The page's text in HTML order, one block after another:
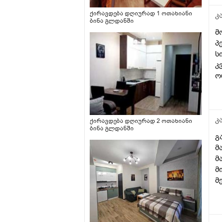
არაფერი აღარ მაწყუებს
მაგრამ თან მეშინია
ყოველი გაციების.ის არის
რომ ამ პულმიკოლტის
ფონზე თსჩ ამერია ამდრნი
ხნის დარეგულირებული.
ქირავდება დღიურად 1 ოთახიანი
ბინა გლდანში
ქირავდება დღიურად 2 ოთახიანი
ბინა გლდანში